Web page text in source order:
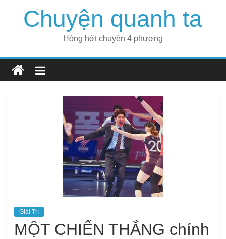
Chuyện quanh ta
Hóng hớt chuyện 4 phương
Giải Trí
MỘT CHIẾN THẮNG chính